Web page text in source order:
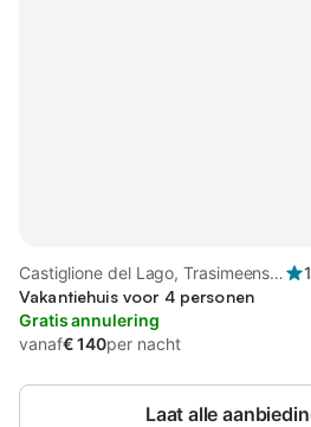
Castiglione del Lago, Trasimeense
Meer
Vakantiehuis voor 4 personen
Gratis annulering
vanaf€ 140per nacht
Laat alle